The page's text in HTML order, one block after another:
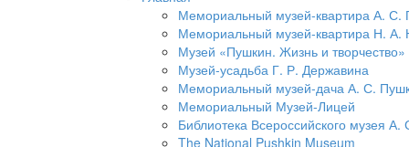
Мемориальный музей-квартира А. С.
Мемориальный музей-квартира Н. А.
Музей «Пушкин. Жизнь и творчество»
Музей-усадьба Г. Р. Державина
Мемориальный музей-дача А. С.
Мемориальный Музей-Лицей
Библиотека Всероссийского музея
The National Pushkin Museum